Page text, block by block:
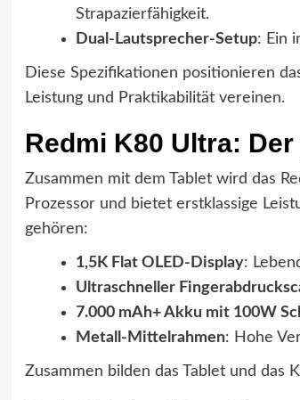
Strapazierfähigkeit.
Dual-Lautsprecher-Setup: Ein
Diese Spezifikationen positionieren
Leistung und Praktikabilität vereinen.
Redmi K80 Ultra:
Zusammen mit dem Tablet wird das
Prozessor und bietet erstklassige
gehören:
1,5K Flat OLED-Display:
Ultraschneller
7.000 mAh+ Akku mit 100W
Metall-Mittelrahmen: Hohe
Zusammen bilden das Tablet und das